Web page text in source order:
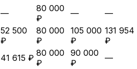
—
80 000
₽
— —
52 500
₽
80 000
₽
105 000
₽
131 954
₽
41 615 ₽ 80 000
₽
90 000
₽
—